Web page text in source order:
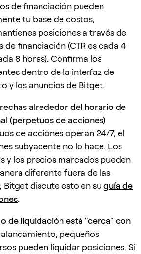
de financiación pueden
tu base de costos,
posiciones a través de
de financiación (CTR es cada 4
8 horas). Confirma los
dentro de la interfaz de
y los anuncios de Bitget.
alrededor del horario de
(perpetuos de acciones)
de acciones operan 24/7, el
subyacente no lo hace. Los
y los precios marcados pueden
diferente fuera de las
Bitget discute esto en su guía de
.
de liquidación está "cerca" con
pequeños
pueden liquidar posiciones. Si